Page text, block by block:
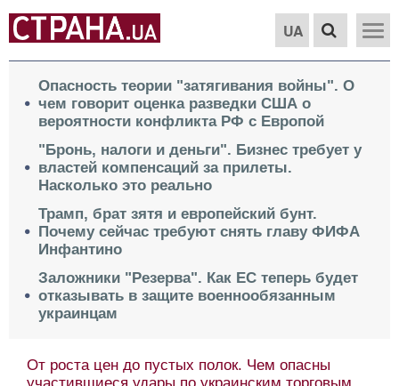
UA
Опасность теории "затягивания войны". О
чем говорит оценка разведки США о
вероятности конфликта РФ с Европой
"Бронь, налоги и деньги". Бизнес требует у
властей компенсаций за прилеты.
Насколько это реально
Трамп, брат зятя и европейский бунт.
Почему сейчас требуют снять главу ФИФА
Инфантино
Заложники "Резерва". Как ЕС теперь будет
отказывать в защите военнообязанным
украинцам
От роста цен до пустых полок. Чем опасны